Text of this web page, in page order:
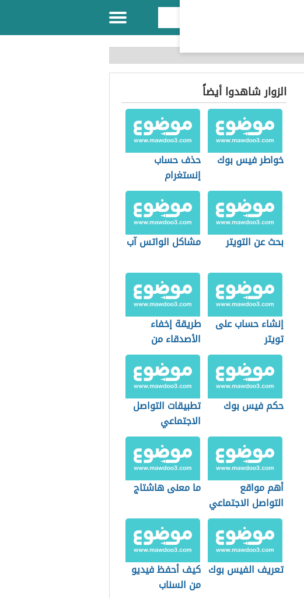
الزوار شاهدوا أيضاً
خواطر فيس بوك
حذف حساب
إنستغرام
بحث عن التويتر مشاكل الواتس آب
إنشاء حساب على
تويتر
طريقة إخفاء
الأصدقاء من
الفيس بوك
حكم فيس بوك
تطبيقات التواصل
الاجتماعي
أهم مواقع
التواصل الاجتماعي
ما معنى هاشتاج
تعريف الفيس بوك كيف أحفظ فيديو
من السناب